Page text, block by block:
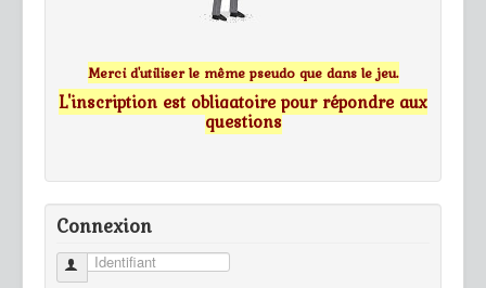
Merci d'utiliser le même pseudo que dans le jeu.
L'inscription est obligatoire pour répondre aux
questions
Connexion
Identifiant